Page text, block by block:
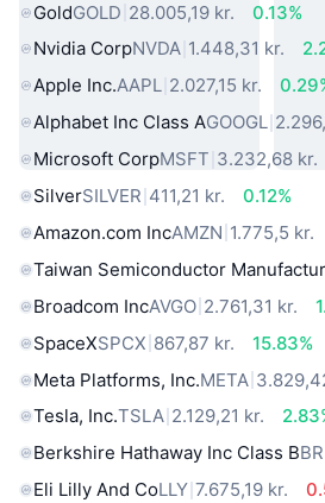
GoldGOLD 28.005,19 kr.
0.13%
Nvidia CorpNVDA 1.448,31 kr.
Apple Inc.AAPL 2.027,15 kr.
Alphabet Inc Class AGOOGL
Microsoft CorpMSFT 3.232,68 kr.
SilverSILVER 411,21 kr.
0.12%
Amazon.com IncAMZN 1.775,5 kr.
Taiwan Semiconductor
Broadcom IncAVGO 2.761,31 kr.
SpaceXSPCX 867,87 kr.
15.83%
Meta Platforms, Inc.META
Tesla, Inc.TSLA 2.129,21 kr.
Berkshire Hathaway Inc Class B
Eli Lilly And CoLLY 7.675,19 kr.